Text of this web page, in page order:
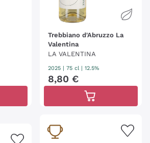
Trebbiano d'Abruzzo La
Valentina
LA VALENTINA
2025 75 cl | 12.5%
8,80 €